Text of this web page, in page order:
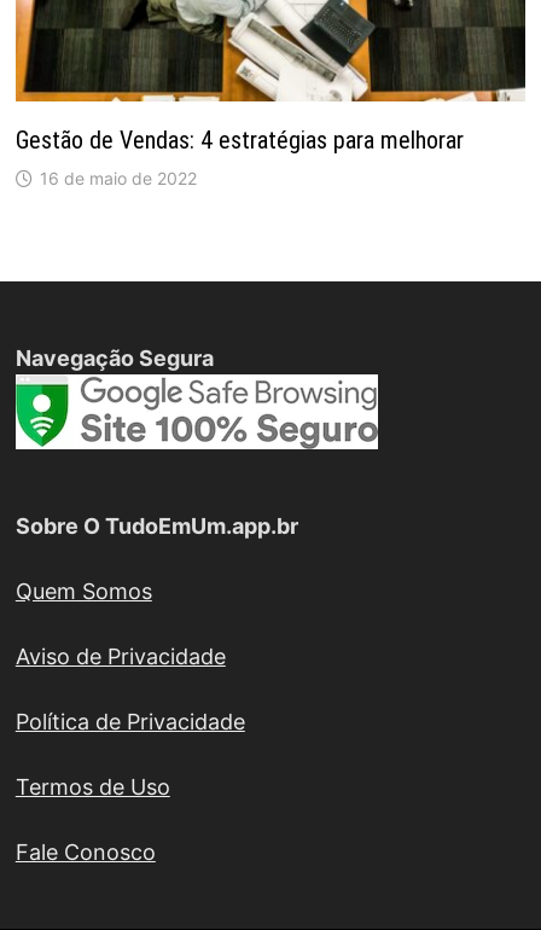
Gestão de Vendas: 4 estratégias para melhorar
16 de maio de 2022
Navegação Segura
Sobre O TudoEmUm.app.br
Quem Somos
Aviso de Privacidade
Política de Privacidade
Termos de Uso
Fale Conosco